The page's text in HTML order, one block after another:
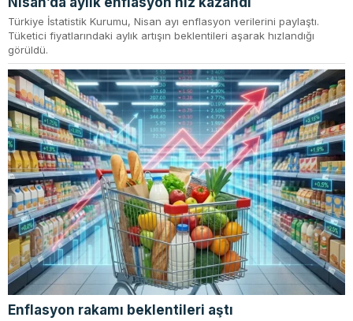
Türkiye İstatistik Kurumu, Nisan ayı enflasyon verilerini paylaştı.
Tüketici fiyatlarındaki aylık artışın beklentileri aşarak hızlandığı
görüldü.
Enflasyon rakamı beklentileri aştı